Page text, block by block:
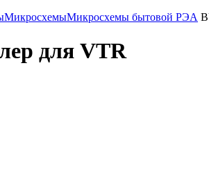
МикросхемыМикросхемы бытовой РЭА
для VTR